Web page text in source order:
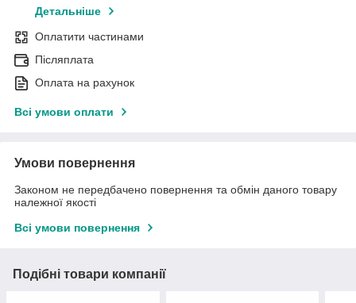
Детальніше
Оплатити частинами
Післяплата
Оплата на рахунок
Всі умови оплати
Умови повернення
Законом не передбачено повернення та обмін даного товару
належної якості
Всі умови повернення
Подібні товари компанії